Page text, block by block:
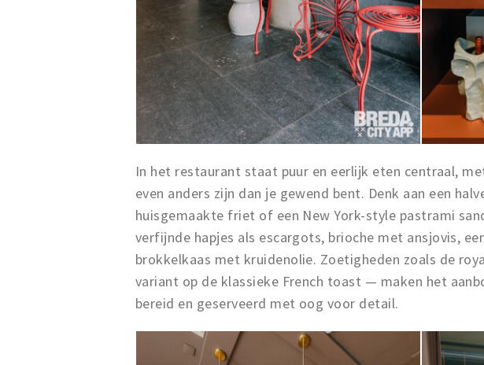
In het restaurant staat puur en eerlijk eten centraal,
even anders zijn dan je gewend bent. Denk aan een
huisgemaakte friet of een New York-style pastrami
verfijnde hapjes als escargots, brioche met ansjovis,
brokkelkaas met kruidenolie. Zoetigheden zoals de
variant op de klassieke French toast — maken het
bereid en geserveerd met oog voor detail.